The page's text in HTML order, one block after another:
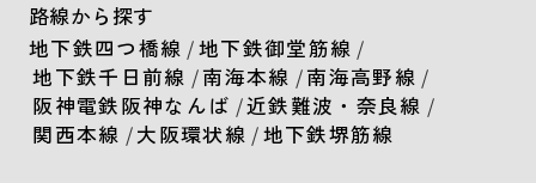
路線から探す
地下鉄四つ橋線 /地下鉄御堂筋線 /
地下鉄千日前線 /南海本線 /南海高野線 /
阪神電鉄阪神なんば /近鉄難波・奈良線 /
関西本線 /大阪環状線 /地下鉄堺筋線